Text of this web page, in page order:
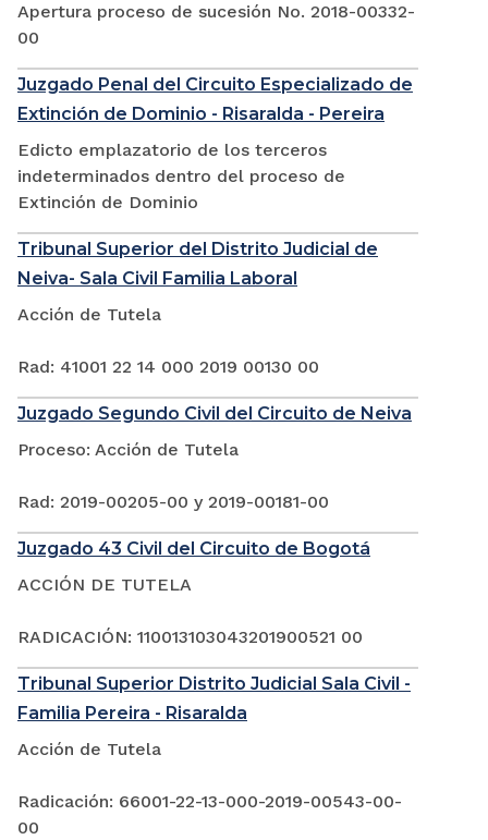
Apertura proceso de sucesión No. 2018-00332-
00
Juzgado Penal del Circuito Especializado de
Extinción de Dominio - Risaralda - Pereira
Edicto emplazatorio de los terceros
indeterminados dentro del proceso de
Extinción de Dominio
Tribunal Superior del Distrito Judicial de
Neiva- Sala Civil Familia Laboral
Acción de Tutela
Rad: 41001 22 14 000 2019 00130 00
Juzgado Segundo Civil del Circuito de Neiva
Proceso: Acción de Tutela
Rad: 2019-00205-00 y 2019-00181-00
Juzgado 43 Civil del Circuito de Bogotá
ACCIÓN DE TUTELA
RADICACIÓN: 110013103043201900521 00
Tribunal Superior Distrito Judicial Sala Civil -
Familia Pereira - Risaralda
Acción de Tutela
Radicación: 66001-22-13-000-2019-00543-00-
00